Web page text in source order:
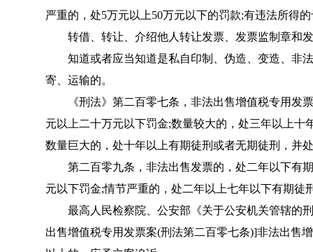
严重的，处5万元以上50万元以下的罚款;有违法所得
转借、转让、介绍他人转让发票、发票监制章和
知道或者应当知道是私自印制、伪造、变造、非
寄、运输的。
《刑法》第二百零七条，非法出售增值税专用发
元以上二十万元以下罚金;数量较大的，处三年以上
数量巨大的，处十年以上有期徒刑或者无期徒刑，并
第二百零九条，非法出售发票的，处二年以下有
元以下罚金;情节严重的，处二年以上七年以下有期徒
最高人民检察院、公安部《关于公安机关管辖的
出售增值税专用发票案(刑法第二百零七条)]非法出售